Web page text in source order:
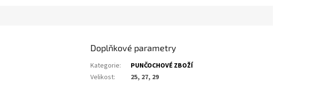
Doplňkové parametry
Kategorie:
PUNČOCHOVÉ ZBOŽÍ
Velikost: 25, 27, 29